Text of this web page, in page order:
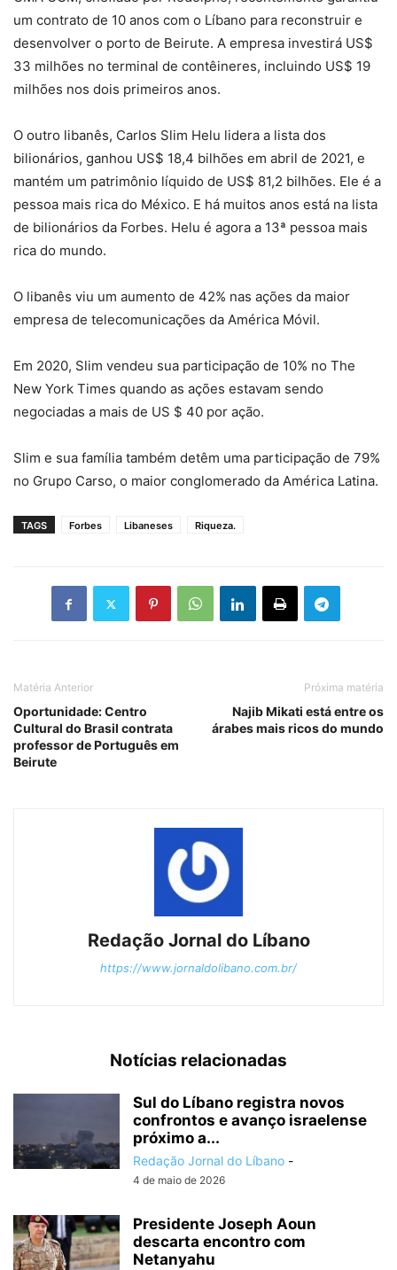
um contrato de 10 anos com o Líbano para reconstruir e
desenvolver o porto de Beirute. A empresa investirá US$
33 milhões no terminal de contêineres, incluindo US$ 19
milhões nos dois primeiros anos.
O outro libanês, Carlos Slim Helu lidera a lista dos
bilionários, ganhou US$ 18,4 bilhões em abril de 2021, e
mantém um patrimônio líquido de US$ 81,2 bilhões. Ele é a
pessoa mais rica do México. E há muitos anos está na lista
de bilionários da Forbes. Helu é agora a 13ª pessoa mais
rica do mundo.
O libanês viu um aumento de 42% nas ações da maior
empresa de telecomunicações da América Móvil.
Em 2020, Slim vendeu sua participação de 10% no The
New York Times quando as ações estavam sendo
negociadas a mais de US $ 40 por ação.
Slim e sua família também detêm uma participação de 79%
no Grupo Carso, o maior conglomerado da América Latina.
TAGS Forbes Libaneses Riqueza.
Matéria Anterior
Oportunidade: Centro
Cultural do Brasil contrata
professor de Português em
Beirute
Próxima matéria
Najib Mikati está entre os
árabes mais ricos do mundo
Redação Jornal do Líbano
https://www.jornaldolibano.com.br/
Notícias relacionadas
Sul do Líbano registra novos
confrontos e avanço israelense
próximo a...
Redação Jornal do Líbano -
4 de maio de 2026
Presidente Joseph Aoun
descarta encontro com
Netanyahu